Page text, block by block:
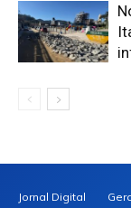
Jornal Digital